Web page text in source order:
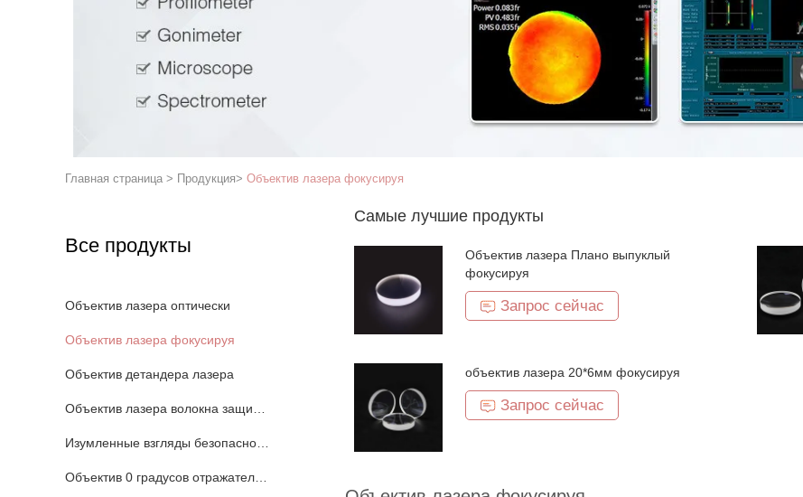
Главная страница > Продукция> Объектив лазера фокусируя
Все продукты
Объектив лазера оптически
Объектив лазера фокусируя
Объектив детандера лазера
Объектив лазера волокна защитный
Изумленные взгляды безопасности лазера
Объектив 0 градусов отражательный
Самые лучшие продукты
Объектив лазера Плано выпуклый
фокусируя
Запрос сейчас
объектив лазера 20*6мм фокусируя
Запрос сейчас